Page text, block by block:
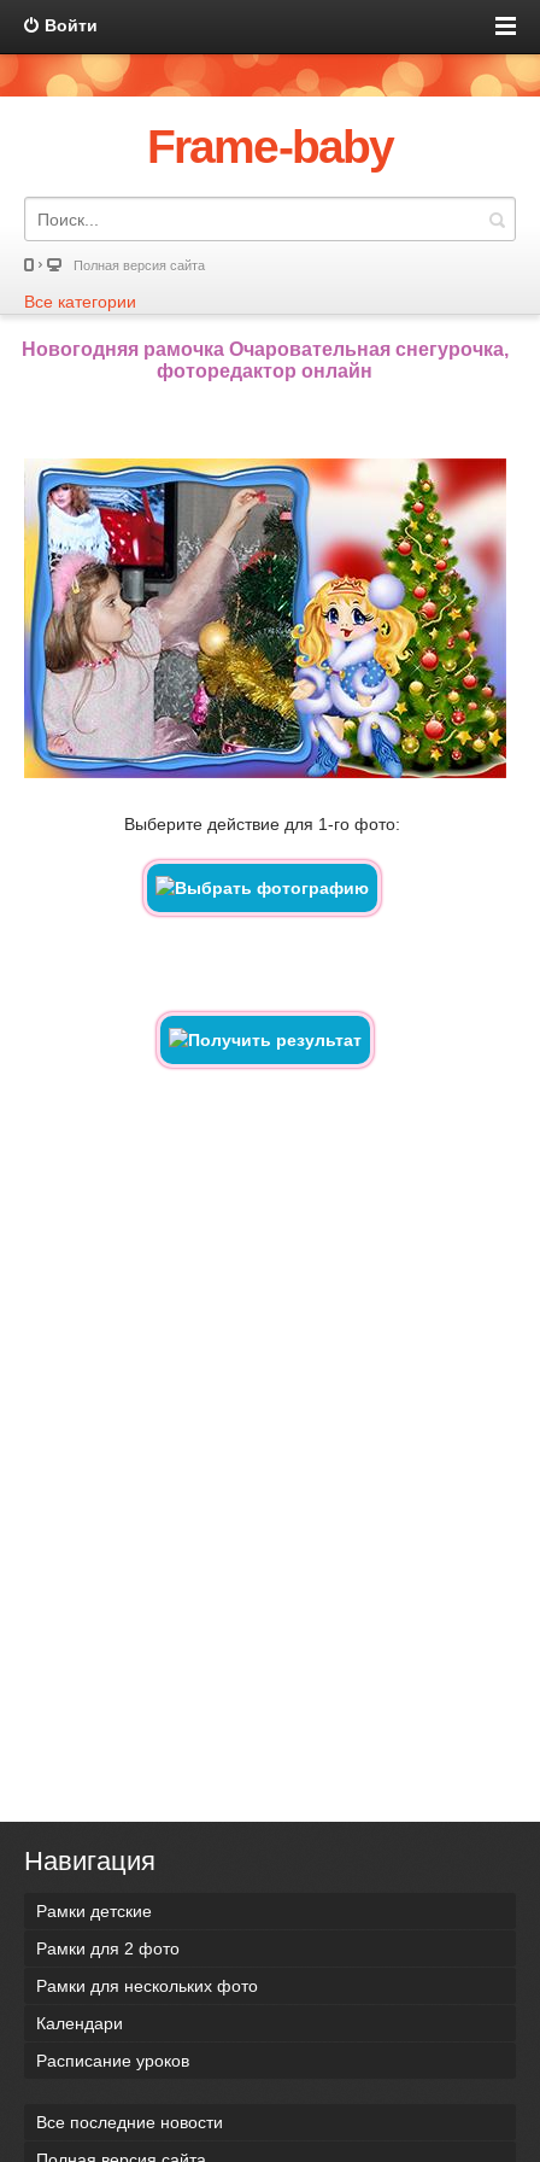
Войти
Frame-baby
Полная версия сайта
Все категории
Новогодняя рамочка Очаровательная снегурочка,
фоторедактор онлайн
Выберите действие для 1-го фото:
Навигация
Рамки детские
Рамки для 2 фото
Рамки для нескольких фото
Календари
Расписание уроков
Все последние новости